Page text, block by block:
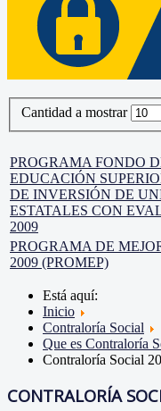
Cantidad a mostrar
PROGRAMA FONDO
EDUCACIÓN
DE INVERSIÓN DE
ESTATALES CON
2009
PROGRAMA DE
2009 (PROMEP)
Está aquí:
Inicio
Contraloría Social
Que es Contraloría
Contraloría Social
CONTRALORÍA